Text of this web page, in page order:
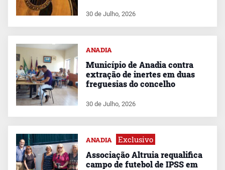
30 de Julho, 2026
ANADIA
Município de Anadia contra
extração de inertes em duas
freguesias do concelho
30 de Julho, 2026
ANADIA Exclusivo
Associação Altruia requalifica
campo de futebol de IPSS em